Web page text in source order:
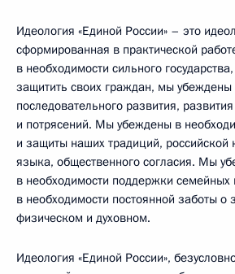
Идеология «Единой России» – это
сформированная в практической
в необходимости сильного
защитить своих граждан, мы убеждены
последовательного развития,
и потрясений. Мы убеждены в
и защиты наших традиций, российской
языка, общественного согласия. Мы
в необходимости поддержки семейных
в необходимости постоянной заботы о
физическом и духовном.
Идеология «Единой России»,